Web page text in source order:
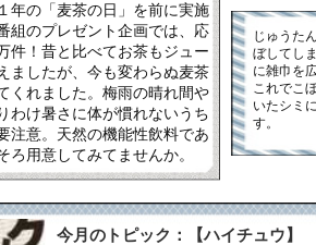
年の「麦茶の日」を前に実施
組のプレゼント企画では、応
件！昔と比べてお茶もジュー
ましたが、今も変わらぬ麦茶
くれました。梅雨の晴れ間や
わけ暑さに体が慣れないうち
注意。天然の機能性飲料であ
ろ用意してみてませんか。
じゅうた
ぼしてし
に雑巾を
これでこ
いたシミ
す。
今月のトピック：【ハイチュウ】